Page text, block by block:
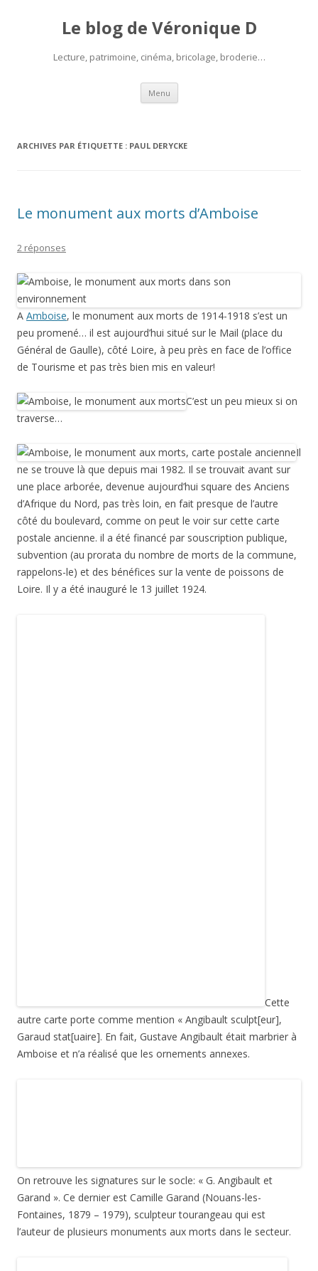
Le blog de Véronique D
Lecture, patrimoine, cinéma, bricolage, broderie…
Menu Aller
contenu
ARCHIVES PAR ÉTIQUETTE : PAUL DERYCKE
Le monument aux morts d’Amboise
2 réponses
A Amboise, le monument aux morts de 1914-1918 s’est un
peu promené… il est aujourd’hui situé sur le Mail (place du
Général de Gaulle), côté Loire, à peu près en face de l’office
de Tourisme et pas très bien mis en valeur!
C’est un peu mieux si on
traverse…
Il
ne se trouve là que depuis mai 1982. Il se trouvait avant sur
une place arborée, devenue aujourd’hui square des Anciens
d’Afrique du Nord, pas très loin, en fait presque de l’autre
côté du boulevard, comme on peut le voir sur cette carte
postale ancienne. il a été financé par souscription publique,
subvention (au prorata du nombre de morts de la commune,
rappelons-le) et des bénéfices sur la vente de poissons de
Loire. Il y a été inauguré le 13 juillet 1924.
Cette
autre carte porte comme mention « Angibault sculpt[eur],
Garaud stat[uaire]. En fait, Gustave Angibault était marbrier à
Amboise et n’a réalisé que les ornements annexes.
On retrouve les signatures sur le socle: « G. Angibault et
Garand ». Ce dernier est Camille Garand (Nouans-les-
Fontaines, 1879 – 1979), sculpteur tourangeau qui est
l’auteur de plusieurs monuments aux morts dans le secteur.